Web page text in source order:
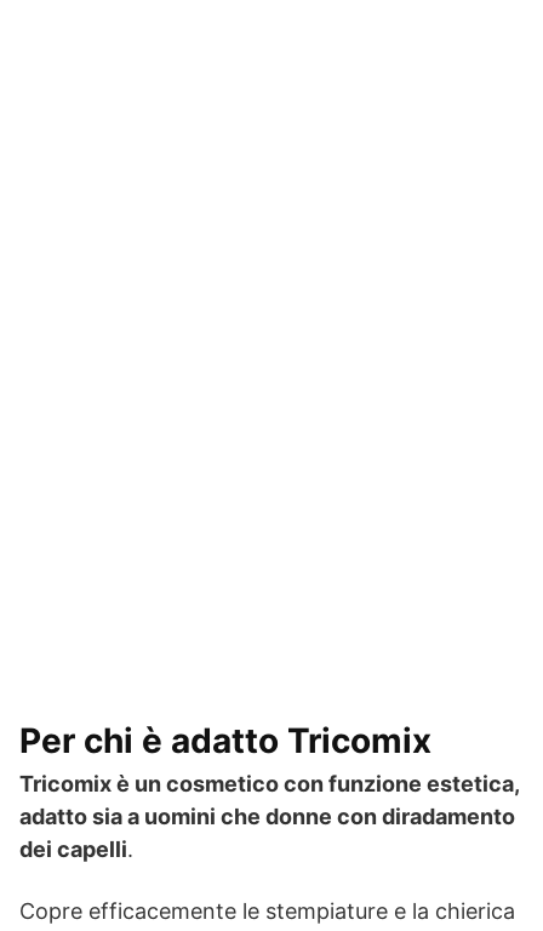
Per chi è adatto Tricomix
Tricomix è un cosmetico con funzione estetica,
adatto sia a uomini che donne con diradamento
dei capelli.
Copre efficacemente le stempiature e la chierica